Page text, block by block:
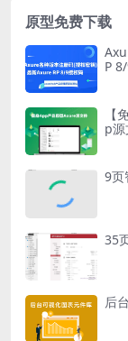
原型免费下载
P
【
p
9页
35
后